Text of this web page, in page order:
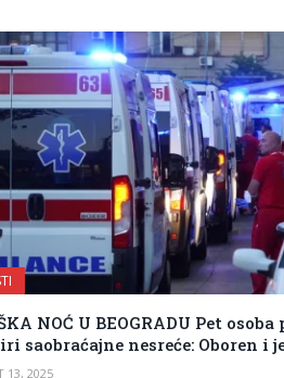
NOĆ U BEOGRADU Pet
saobraćajne nesreće: Oboren i
13, 2025